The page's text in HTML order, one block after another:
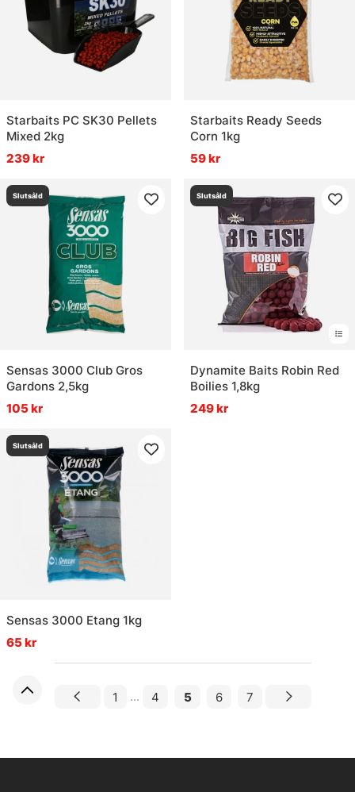
Starbaits PC SK30 Pellets
Mixed 2kg
239 kr
Starbaits Ready Seeds
Corn 1kg
59 kr
Slutsåld
Sensas 3000 Club Gros
Gardons 2,5kg
105 kr
Slutsåld
Dynamite Baits Robin Red
Boilies 1,8kg
249 kr
Slutsåld
Sensas 3000 Etang 1kg
65 kr
1 ... 4 5 6 7